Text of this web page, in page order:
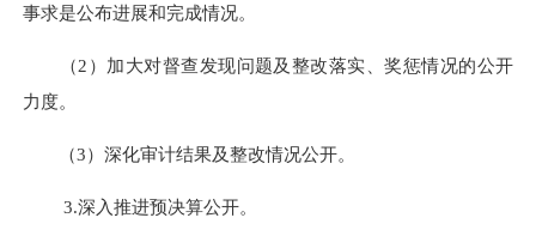
事求是公布进展和完成情况。
（2 ）加大对督查发现问题及整改落实、奖惩情况的公开
力度。
（3）深化审计结果及整改情况公开。
3.深入推进预决算公开。